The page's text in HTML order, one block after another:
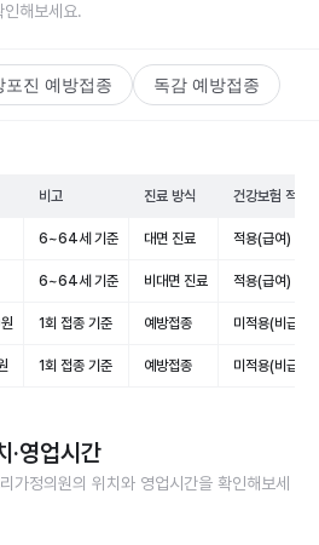
해보세요.
포진 예방접종 독감 예방접종
비고 진료 방식 건강보험 적용
6~64세 기준 대면 진료 적용(급여)
6~64세 기준 비대면 진료 적용(급여)
1회 접종 기준 예방접종 미적용(비급여)
1회 접종 기준 예방접종 미적용(비급여)
·영업시간
가정의원의 위치와 영업시간을 확인해보세